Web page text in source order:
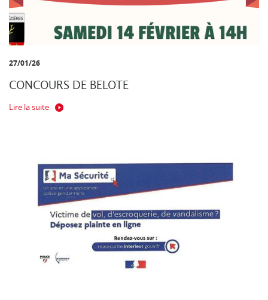
27/01/26
CONCOURS DE BELOTE
Lire la suite